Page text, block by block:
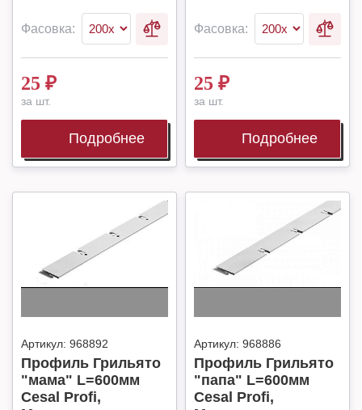
Фасовка:
25 ₽
за шт.
Подробнее
Фасовка:
25 ₽
за шт.
Подробнее
Артикул: 968892
Профиль Грильято
"мама" L=600мм
Cesal Profi,
Артикул: 968886
Профиль Грильято
"папа" L=600мм
Cesal Profi,